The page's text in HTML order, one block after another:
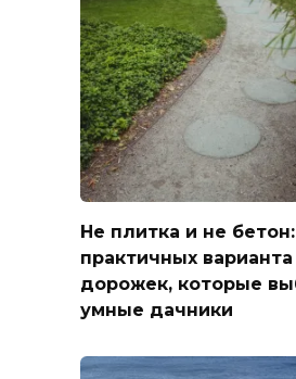
Не плитка и не
практичных
дорожек, которые
умные дачники